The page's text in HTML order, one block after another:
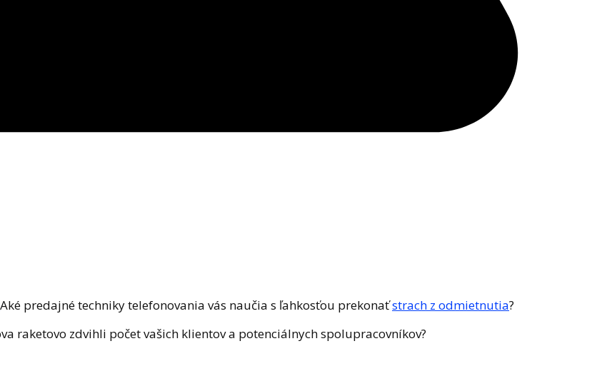
Aké predajné techniky telefonovania vás naučia s ľahkosťou prekonaťstrach z odmietnutia?
raketovo zdvihli počet vašich klientov a potenciálnych spolupracovníkov?